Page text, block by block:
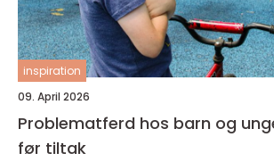
inspiration
09. April 2026
Problematferd hos barn og unge
før tiltak